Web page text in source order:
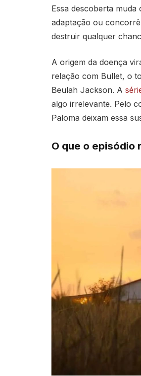
Essa descoberta
adaptação ou
destruir qualquer
A origem da doença
relação com Bullet, o
Beulah Jackson. A
algo irrelevante. Pelo
Paloma deixam essa
O que o episódio